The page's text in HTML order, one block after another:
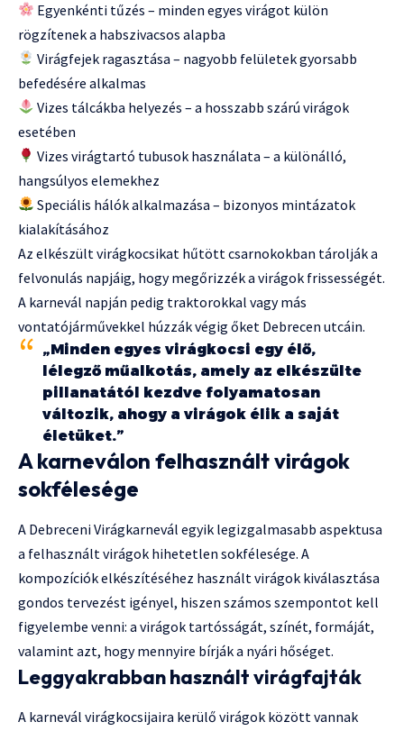
Egyenkénti tűzés – minden egyes virágot külön
rögzítenek a habszivacsos alapba
Virágfejek ragasztása – nagyobb felületek gyorsabb
befedésére alkalmas
Vizes tálcákba helyezés – a hosszabb szárú virágok
esetében
Vizes virágtartó tubusok használata – a különálló,
hangsúlyos elemekhez
Speciális hálók alkalmazása – bizonyos mintázatok
kialakításához
Az elkészült virágkocsikat hűtött csarnokokban tárolják a
felvonulás napjáig, hogy megőrizzék a virágok frissességét.
A karnevál napján pedig traktorokkal vagy más
vontatójárművekkel húzzák végig őket Debrecen utcáin.
„Minden egyes virágkocsi egy élő,
lélegző műalkotás, amely az elkészülte
pillanatától kezdve folyamatosan
változik, ahogy a virágok élik a saját
életüket.”
A karneválon felhasznált virágok
sokfélesége
A Debreceni Virágkarnevál egyik legizgalmasabb aspektusa
a felhasznált virágok hihetetlen sokfélesége. A
kompozíciók elkészítéséhez használt virágok kiválasztása
gondos tervezést igényel, hiszen számos szempontot kell
figyelembe venni: a virágok tartósságát, színét, formáját,
valamint azt, hogy mennyire bírják a nyári hőséget.
Leggyakrabban használt virágfajták
A karnevál virágkocsijaira kerülő virágok között vannak